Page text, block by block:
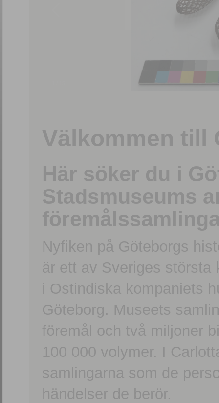
Välkommen till
Här söker du i
Stadsmuseums
Nyfiken på Göteborgs
är ett av Sveriges största
i Ostindiska kompaniets
Göteborg. Museets
föremål och två miljoner
100 000 volymer. I
samlingarna som de
händelser de berör.